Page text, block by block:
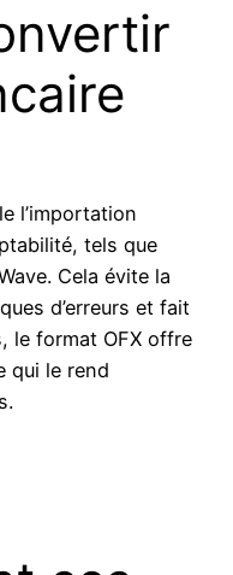
l’importation
tels que
Cela évite la
d’erreurs et fait
le format OFX offre
qui le rend